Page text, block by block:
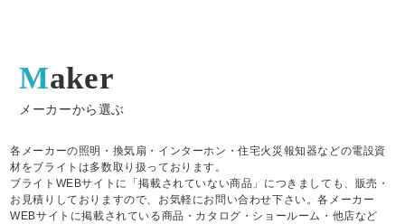
Maker
メーカーから選ぶ
各メーカーの照明・換気扇・インターホン・住宅火災報知器などの電設資
材をブライトは多数取り扱っております。
ブライトWEBサイトに「掲載されていない商品」につきましても、販売・
お見積りしておりますので、お気軽にお問い合わせ下さい。各メーカー
WEBサイトに掲載されている商品・カタログ・ショールーム・他店など